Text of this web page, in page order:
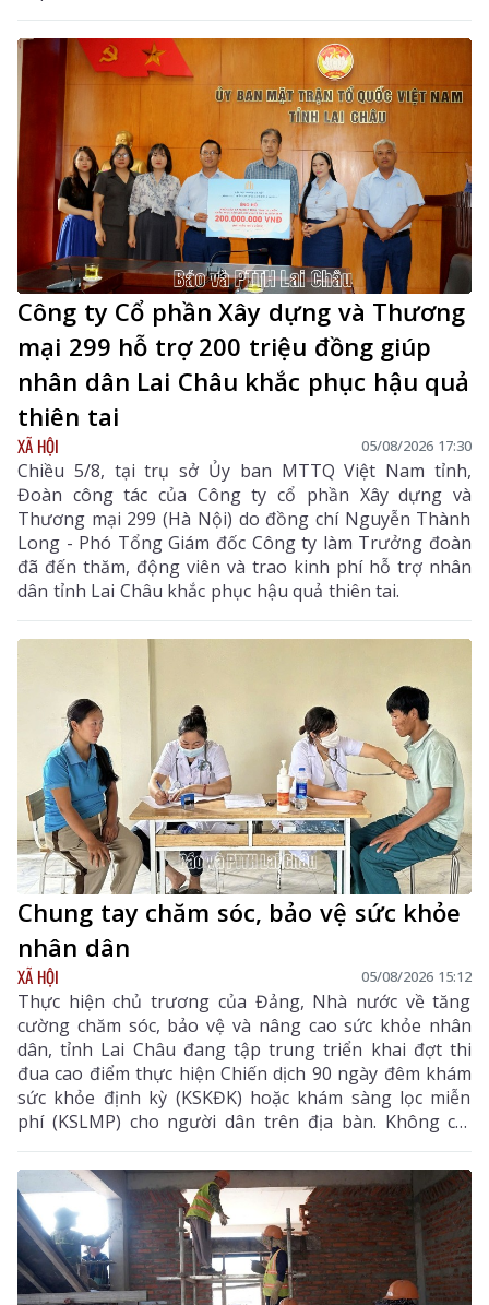
Công ty Cổ phần Xây dựng và Thương
mại 299 hỗ trợ 200 triệu đồng giúp
nhân dân Lai Châu khắc phục hậu quả
thiên tai
XÃ HỘI 05/08/2026 17:30
Chiều 5/8, tại trụ sở Ủy ban MTTQ Việt Nam tỉnh,
Đoàn công tác của Công ty cổ phần Xây dựng và
Thương mại 299 (Hà Nội) do đồng chí Nguyễn Thành
Long - Phó Tổng Giám đốc Công ty làm Trưởng đoàn
đã đến thăm, động viên và trao kinh phí hỗ trợ nhân
dân tỉnh Lai Châu khắc phục hậu quả thiên tai.
Chung tay chăm sóc, bảo vệ sức khỏe
nhân dân
XÃ HỘI 05/08/2026 15:12
Thực hiện chủ trương của Đảng, Nhà nước về tăng
cường chăm sóc, bảo vệ và nâng cao sức khỏe nhân
dân, tỉnh Lai Châu đang tập trung triển khai đợt thi
đua cao điểm thực hiện Chiến dịch 90 ngày đêm khám
sức khỏe định kỳ (KSKĐK) hoặc khám sàng lọc miễn
phí (KSLMP) cho người dân trên địa bàn. Không chỉ
góp phần phát hiện sớm bệnh tật, nâng cao chất
lượng chăm sóc sức khỏe (CSSK) ban đầu, chương
trình còn lan tỏa tinh thần trách nhiệm, y đức và sự
tận tâm của đội ngũ cán bộ y tế, hướng tới mục tiêu
mọi người dân đều được tiếp cận dịch vụ y tế công
bằng, chất lượng và nhân văn.